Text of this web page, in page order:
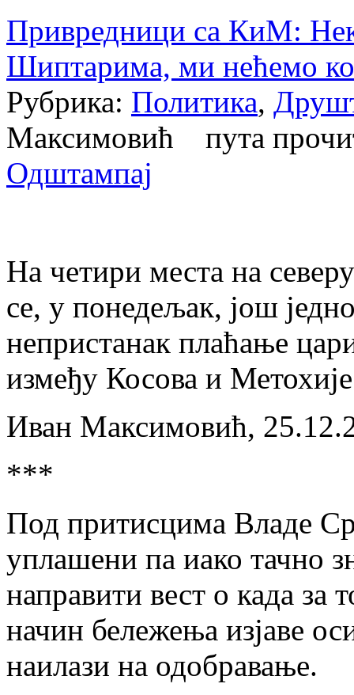
Привредници са КиМ:
Шиптарима, ми нећемо
Рубрика: Политика,
Максимовић пута
Одштампај
На четири места на
се, у понедељак, још
непристанак плаћање
између Косова и
Иван Максимовић,
***
Под притисцима Владе
уплашени па иако тачно
направити вест о када за
начин бележења изјаве
наилази на одобравање.